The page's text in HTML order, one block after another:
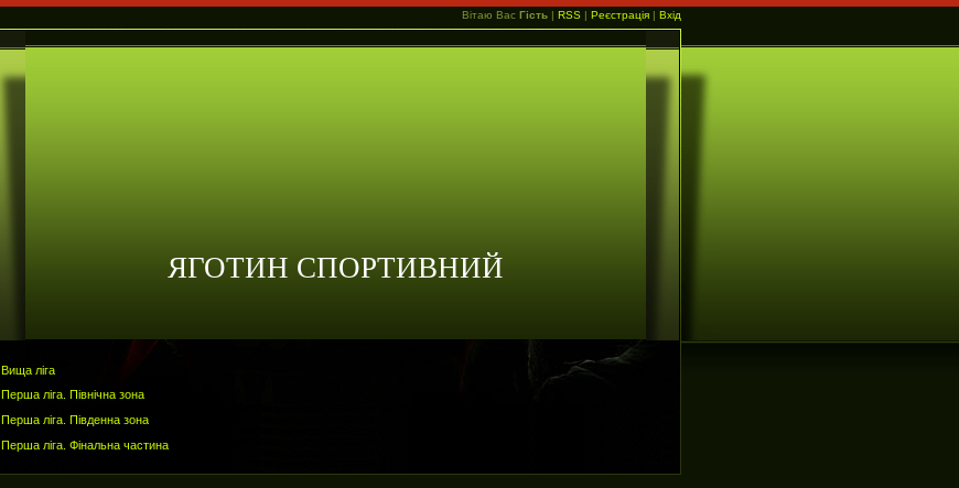
Вітаю Вас Гість | RSS | Реєстрація | Вхід
ЯГОТИН СПОРТИВНИЙ
Вища ліга
Перша ліга. Північна зона
Перша ліга. Південна зона
Перша ліга. Фінальна частина